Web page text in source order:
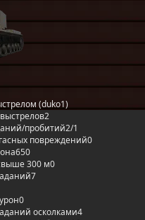
(duko1)
2
пробитий2/1
повреждений0
650
300 м0
7
0
осколками4